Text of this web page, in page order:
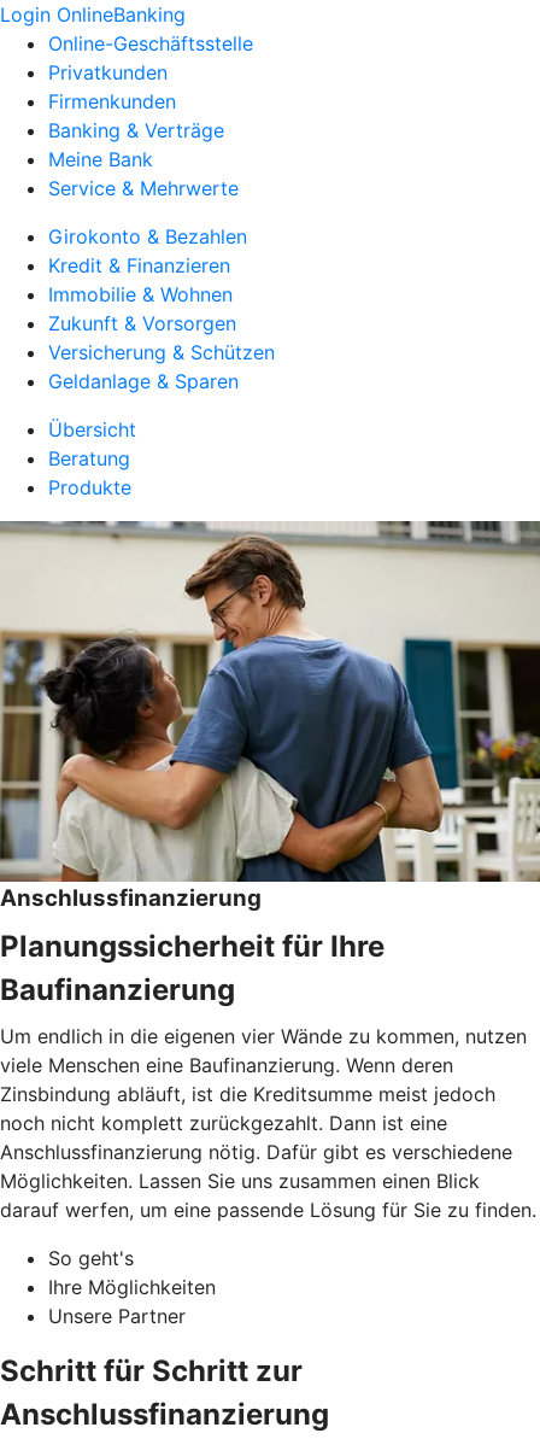
Login OnlineBanking
Online-Geschäftsstelle
Privatkunden
Firmenkunden
Banking & Verträge
Meine Bank
Service & Mehrwerte
Girokonto & Bezahlen
Kredit & Finanzieren
Immobilie & Wohnen
Zukunft & Vorsorgen
Versicherung & Schützen
Geldanlage & Sparen
Übersicht
Beratung
Produkte
Anschlussfinanzierung
Planungssicherheit für Ihre
Baufinanzierung
Um endlich in die eigenen vier Wände zu kommen, nutzen
viele Menschen eine Baufinanzierung. Wenn deren
Zinsbindung abläuft, ist die Kreditsumme meist jedoch
noch nicht komplett zurückgezahlt. Dann ist eine
Anschlussfinanzierung nötig. Dafür gibt es verschiedene
Möglichkeiten. Lassen Sie uns zusammen einen Blick
darauf werfen, um eine passende Lösung für Sie zu finden.
So geht's
Ihre Möglichkeiten
Unsere Partner
Schritt für Schritt zur
Anschlussfinanzierung